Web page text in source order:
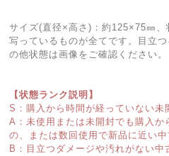
サイズ(直径×高さ)：約125×75㎜
写っているものが全てです。目立
の他状態は画像をご確認ください。
【状態ランク説明】
S：購入から時間が経っていない未
A：未使用または未開封でも購入か
の、または数回使用で新品に近い中
B：目立つダメージや汚れがない中